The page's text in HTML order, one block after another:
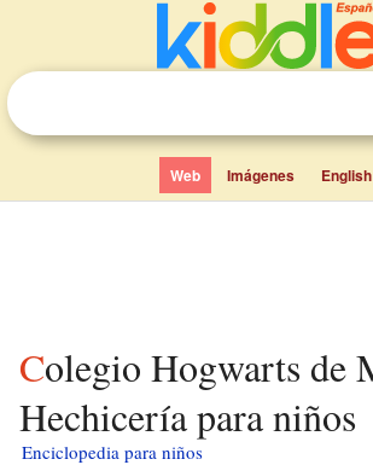
Web Imágenes English
Colegio Hogwarts de Magia y
Hechicería para niños
Enciclopedia para niños